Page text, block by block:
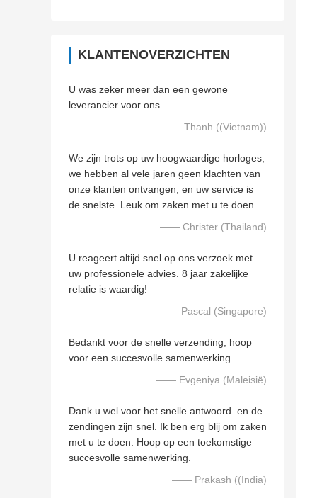
KLANTENOVERZICHTEN
U was zeker meer dan een gewone
leverancier voor ons.
—— Thanh ((Vietnam))
We zijn trots op uw hoogwaardige horloges,
we hebben al vele jaren geen klachten van
onze klanten ontvangen, en uw service is
de snelste. Leuk om zaken met u te doen.
—— Christer (Thailand)
U reageert altijd snel op ons verzoek met
uw professionele advies. 8 jaar zakelijke
relatie is waardig!
—— Pascal (Singapore)
Bedankt voor de snelle verzending, hoop
voor een succesvolle samenwerking.
—— Evgeniya (Maleisië)
Dank u wel voor het snelle antwoord. en de
zendingen zijn snel. Ik ben erg blij om zaken
met u te doen. Hoop op een toekomstige
succesvolle samenwerking.
—— Prakash ((India)